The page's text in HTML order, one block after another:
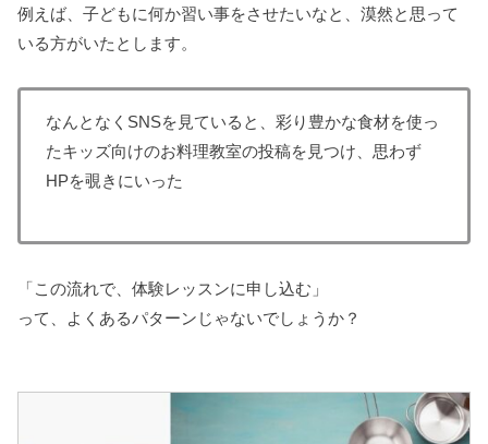
例えば、子どもに何か習い事をさせたいなと、漠然と思って
いる方がいたとします。
なんとなくSNSを見ていると、彩り豊かな食材を使っ
たキッズ向けのお料理教室の投稿を見つけ、思わず
HPを覗きにいった
「この流れで、体験レッスンに申し込む」
って、よくあるパターンじゃないでしょうか？